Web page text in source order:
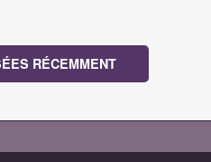
RÉCEMMENT